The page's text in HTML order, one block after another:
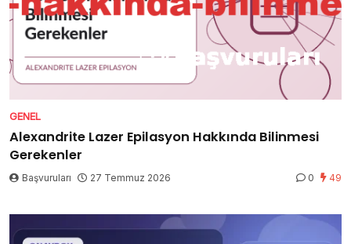
GENEL
Alexandrite Lazer Epilasyon Hakkında Bilinmesi
Gerekenler
Başvuruları 27 Temmuz 2026 0 49